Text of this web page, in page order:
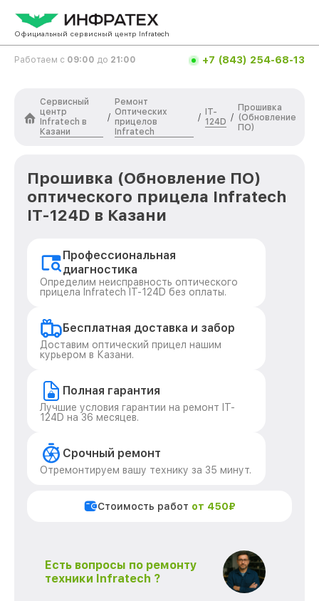
Официальный сервисный центр Infratech
Работаем с 09:00 до 21:00 +7 (843) 254-68-13
Сервисный
центр
Infratech в
Казани
/
Ремонт
Оптических
прицелов
Infratech
/
IT-
124D /
Прошивка
(Обновление
ПО)
Прошивка (Обновление ПО)
оптического прицела Infratech
IT-124D в Казани
Профессиональная
диагностика
Определим неисправность оптического
прицела Infratech IT-124D без оплаты.
Бесплатная доставка и забор
Доставим оптический прицел нашим
курьером в Казани.
Полная гарантия
Лучшие условия гарантии на ремонт IT-
124D на 36 месяцев.
Срочный ремонт
Отремонтируем вашу технику за 35 минут.
Стоимость работ от 450₽
Есть вопросы по ремонту
техники Infratech ?